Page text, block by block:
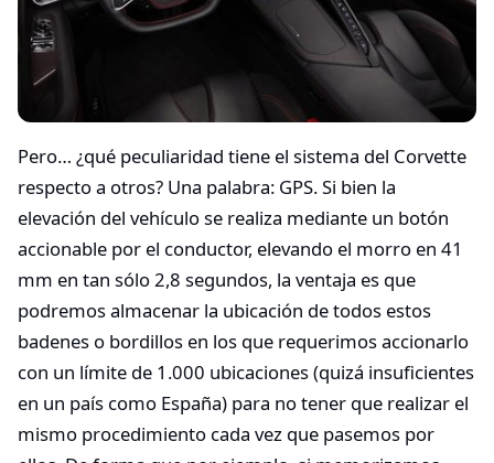
Pero… ¿qué peculiaridad tiene el sistema del Corvette
respecto a otros? Una palabra: GPS. Si bien la
elevación del vehículo se realiza mediante un botón
accionable por el conductor, elevando el morro en 41
mm en tan sólo 2,8 segundos, la ventaja es que
podremos almacenar la ubicación de todos estos
badenes o bordillos en los que requerimos accionarlo
con un límite de 1.000 ubicaciones (quizá insuficientes
en un país como España) para no tener que realizar el
mismo procedimiento cada vez que pasemos por